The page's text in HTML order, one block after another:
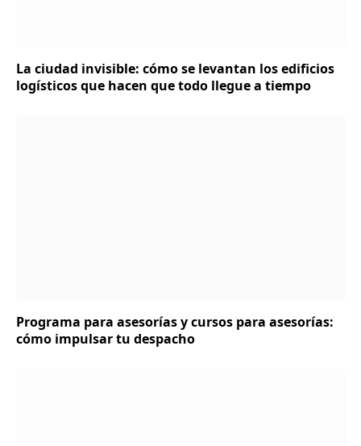
La ciudad invisible: cómo se levantan los edificios
logísticos que hacen que todo llegue a tiempo
Programa para asesorías y cursos para asesorías:
cómo impulsar tu despacho